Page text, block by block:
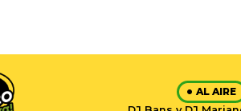
AL AIRE